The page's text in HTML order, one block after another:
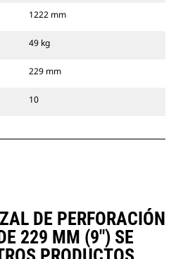
1222 mm
49 kg
229 mm
10
DE PERFORACIÓN
229 MM (9") SE